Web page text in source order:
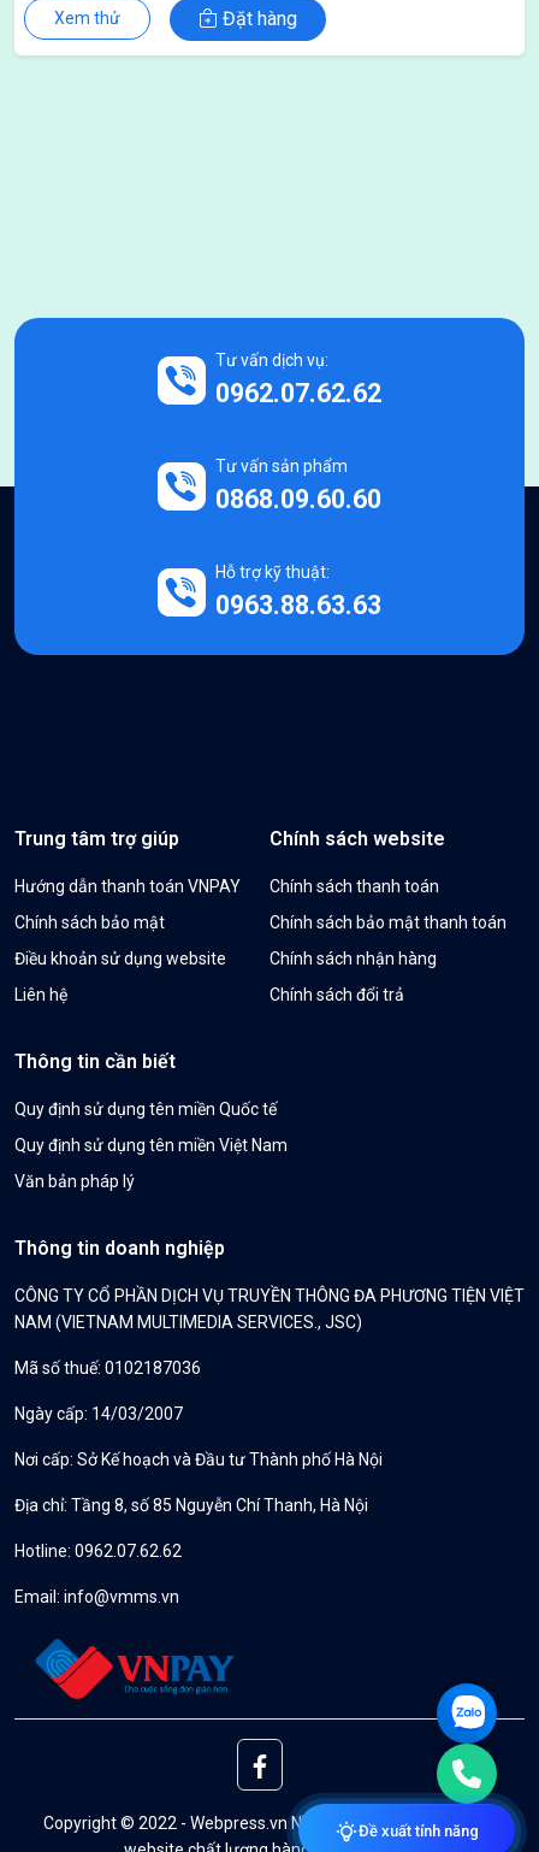
Xem thử Đặt hàng
Tư vấn dịch vụ:
0962.07.62.62
Tư vấn sản phẩm
0868.09.60.60
Hỗ trợ kỹ thuật:
0963.88.63.63
Trung tâm trợ giúp
Hướng dẫn thanh toán VNPAY
Chính sách bảo mật
Điều khoản sử dụng website
Liên hệ
Chính sách website
Chính sách thanh toán
Chính sách bảo mật thanh toán
Chính sách nhận hàng
Chính sách đổi trả
Thông tin cần biết
Quy định sử dụng tên miền Quốc tế
Quy định sử dụng tên miền Việt Nam
Văn bản pháp lý
Thông tin doanh nghiệp
CÔNG TY CỔ PHẦN DỊCH VỤ TRUYỀN THÔNG ĐA PHƯƠNG TIỆN VIỆT
NAM (VIETNAM MULTIMEDIA SERVICES., JSC)
Mã số thuế: 0102187036
Ngày cấp: 14/03/2007
Nơi cấp: Sở Kế hoạch và Đầu tư Thành phố Hà Nội
Địa chỉ: Tầng 8, số 85 Nguyễn Chí Thanh, Hà Nội
Hotline: 0962.07.62.62
Email: info@vmms.vn
Copyright © 2022 - Webpress.vn Nền tảng Quản lý & Thiết Kế
Đề xuất tính năng